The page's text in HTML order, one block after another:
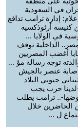
في السعودية
إدارة ترامب تدافع
كنيسة أرثوذكسية
في الولايا ...
الداخلية توقف
أغضب المصريين
توجه رسالة مؤ ...
عنصر بالجيش
جنوبي البلاد
حرب يجب
.. ترامب يطلب
الحاضرين خلال
ل ...